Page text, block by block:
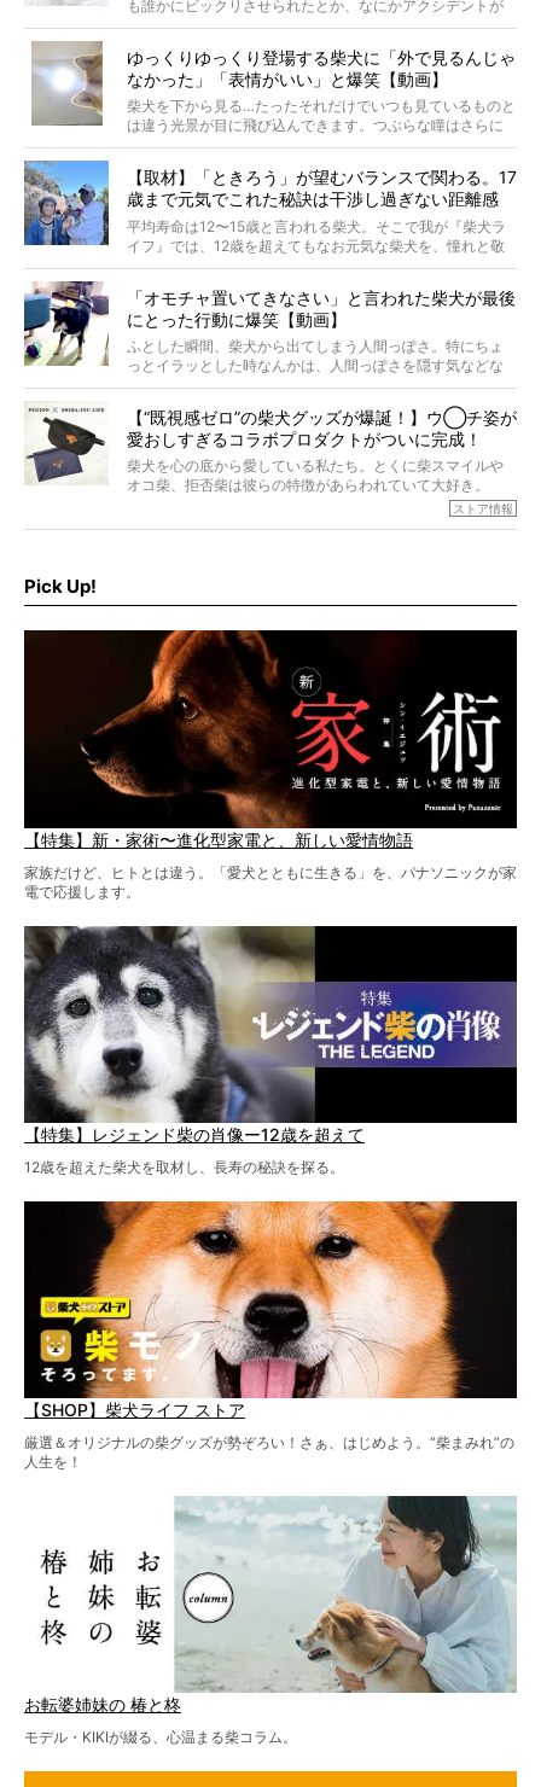
も誰かにビックリさせられたとか、なにかアクシデントが
起きたとか、そういうことが原因ではありません。全ての
ゆっくりゆっくり登場する柴犬に「外で見るんじゃ
なかった」「表情がいい」と爆笑【動画】
柴犬を下から見る…たったそれだけでいつも見ているものと
は違う光景が目に飛び込んできます。つぶらな瞳はさらに
つぶらに見え、モフモフのお顔はさらにモフモフに見えま
【取材】「ときろう」が望むバランスで関わる。17
歳まで元気でこれた秘訣は干渉し過ぎない距離感
#38ときろう
平均寿命は12〜15歳と言われる柴犬。そこで我が『柴犬ラ
イフ』では、12歳を超えてもなお元気な柴犬を、憧れと敬
意を込めて“レジェンド柴”と呼んでいます。 この特集で
ォーカスし、その元気の秘訣や、老犬と暮らすうえで大切
だと思うことを、オーナーさんに語っていただきます。今
回登場してくれたのは、17歳のときろうくん。小さい頃か
ら食が細かったため、何でも食べさせてきたということで
「オモチャ置いてきなさい」と言われた柴犬が最後
にとった行動に爆笑【動画】
ふとした瞬間、柴犬から出てしまう人間っぽさ。特にちょ
っとイラッとした時なんかは、人間っぽさを隠す気などな
いように見えます。もしかして本当の本当は、中身は人間
【“既視感ゼロ”の柴犬グッズが爆誕！】ウ◯チ姿が
愛おしすぎるコラボプロダクトがついに完成！
柴犬を心の底から愛している私たち。とくに柴スマイルや
オコ柴、拒否柴は彼らの特徴があらわれていて大好き。
でもちょっと待て…もうひとつ、忘れてはならない愛おしい
ストア情報
Pick Up!
【特集】新・家術〜進化型家電と、新しい愛情物語
家族だけど、ヒトとは違う。「愛犬とともに生きる」を、パナソニックが家
電で応援します。
【特集】レジェンド柴の肖像ー12歳を超えて
12歳を超えた柴犬を取材し、長寿の秘訣を探る。
【SHOP】柴犬ライフ ストア
厳選＆オリジナルの柴グッズが勢ぞろい！さぁ、はじめよう。“柴まみれ”の
人生を！
お転婆姉妹の 椿と柊
モデル・KIKIが綴る、心温まる柴コラム。